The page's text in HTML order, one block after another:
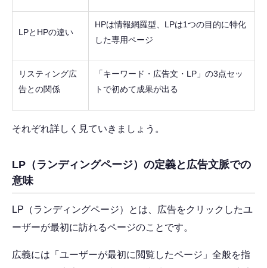
LPとHPの違い
HPは情報網羅型、LPは1つの目的に特化
した専用ページ
リスティング広
告との関係
「キーワード・広告文・LP」の3点セッ
トで初めて成果が出る
それぞれ詳しく見ていきましょう。
LP（ランディングページ）の定義と広告文脈での
意味
LP（ランディングページ）とは、広告をクリックしたユ
ーザーが最初に訪れるページのことです。
広義には「ユーザーが最初に閲覧したページ」全般を指